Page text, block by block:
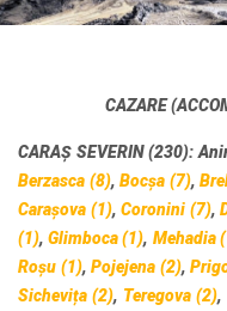
CAZARE
CARAȘ SEVERIN (230):
Berzasca (8),Bocșa (7),
Carașova (1),Coronini (7),
(1),Glimboca (1), Mehadia
Roșu (1),Pojejena (2),
Sichevița (2), Teregova (2),